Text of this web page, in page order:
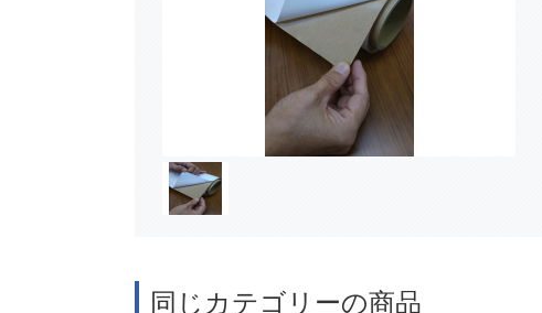
同じカテゴリーの商品